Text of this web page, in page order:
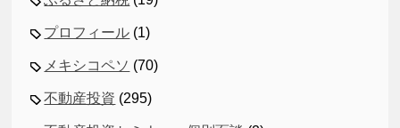
プロフィール (1)
メキシコペソ (70)
不動産投資 (295)